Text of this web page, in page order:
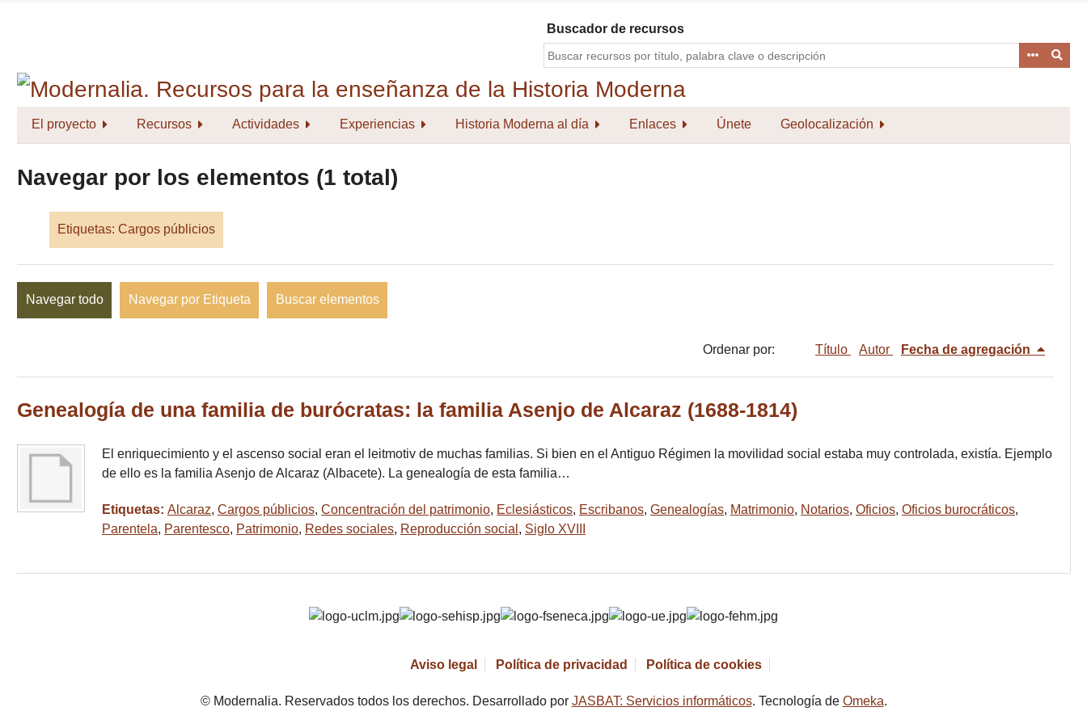
Buscador de recursos
El proyecto Recursos Actividades Experiencias Historia Moderna al día Enlaces Únete Geolocalización
Navegar por los elementos (1 total)
Etiquetas: Cargos públicios
Navegar todo Navegar por Etiqueta Buscar elementos
Ordenar por: Título Autor Fecha de agregación
Genealogía de una familia de burócratas: la familia Asenjo de Alcaraz (1688-1814)
El enriquecimiento y el ascenso social eran el leitmotiv de muchas familias. Si bien en el Antiguo Régimen la movilidad social estaba muy controlada, existía. Ejemplo
de ello es la familia Asenjo de Alcaraz (Albacete). La genealogía de esta familia…
Etiquetas: Alcaraz, Cargos públicios, Concentración del patrimonio, Eclesiásticos, Escribanos, Genealogías, Matrimonio, Notarios, Oficios, Oficios burocráticos,
Parentela, Parentesco, Patrimonio, Redes sociales, Reproducción social , Siglo XVIII
Aviso legal Política de privacidad Política de cookies
© Modernalia. Reservados todos los derechos. Desarrollado por JASBAT: Servicios informáticos. Tecnología de Omeka.